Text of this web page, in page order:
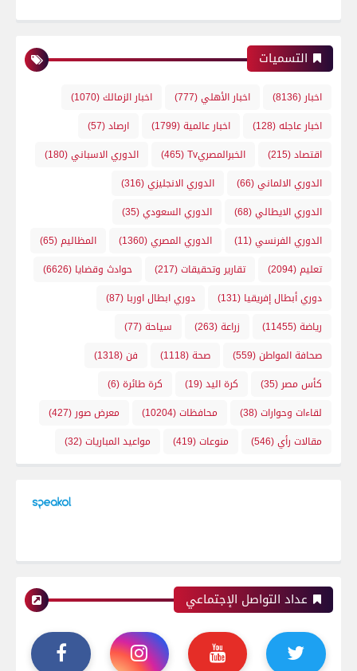
التسميات
اخبار (8136) اخبار الأهلي(777) اخبار الزمالك(1070)
اخبار عاجله(128) اخبار عالمية(1799) ارصاد(57)
اقتصاد(215) الخبرالمصريTv (465) الدوري الاسباني(180)
الدوري الالماني(66) الدوري الانجليزي(316)
الدوري الايطالي(68) الدوري السعودي(35)
الدوري الفرنسي(11) الدوري المصري(1360) المظاليم(65)
تعليم(2094) تقارير وتحقيقات(217) حوادث وقضايا (6626)
دوري أبطال إفريقيا (131) دوري ابطال اوربا (87)
رياضة(11455) زراعة(263) سياحة(77)
صحافة المواطن(559) صحة(1118) فن(1318)
كأس مصر (35) كرة اليد(19) كرة طائرة(6)
لقاءات وحوارات(38) محافظات(10204) معرض صور (427)
مقالات رأي(546) منوعات(419) مواعيد المباريات(32)
عداد التواصل الإجتماعي